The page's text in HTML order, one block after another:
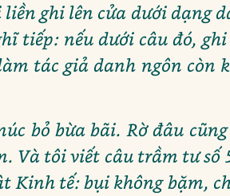
liền ghi lên cửa dưới dạng
tiếp: nếu dưới câu đó,
tác giả danh ngôn còn
bỏ bừa bãi. Rờ đâu
Và tôi viết câu trầm tư số
Kinh tế: bụi không bặm,